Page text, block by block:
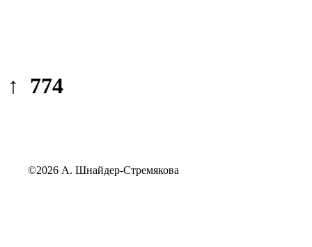
↑ 774
©2026 А. Шнайдер-Стремякова